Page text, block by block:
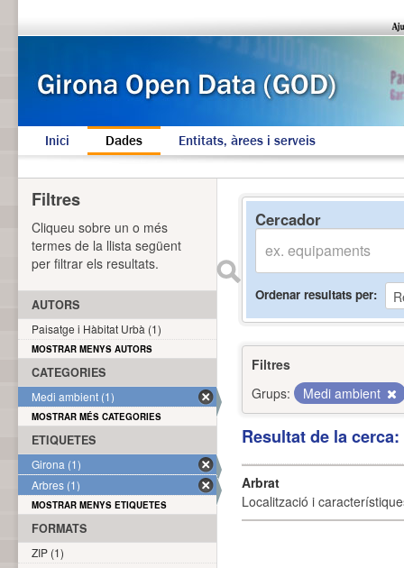
Inici Dades Entitats, àrees i serveis
Cercador
Ordenar resultats per
Filtres
Grups:
Medi ambient
Resultat de la
Arbrat
Localització i
Filtres
Cliqueu sobre un o més
termes de la llista següent
per filtrar els resultats.
AUTORS
Paisatge i Hàbitat Urbà (1)
MOSTRAR MENYS AUTORS
CATEGORIES
Medi ambient (1)
MOSTRAR MÉS CATEGORIES
ETIQUETES
Girona (1)
Arbres (1)
MOSTRAR MENYS ETIQUETES
FORMATS
ZIP (1)